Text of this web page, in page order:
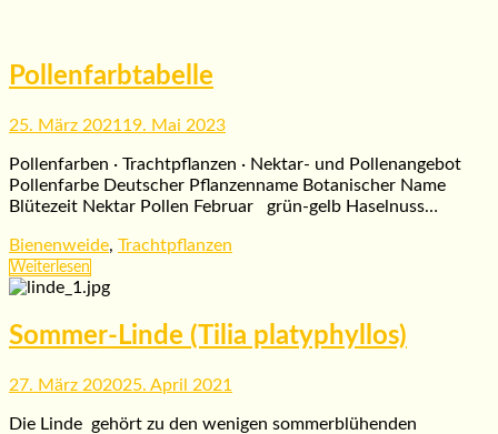
Pollenfarbtabelle
25. März 2021 19. Mai 2023
Pollenfarben · Trachtpflanzen · Nektar- und Pollenangebot
Pollenfarbe Deutscher Pflanzenname Botanischer Name
Blütezeit Nektar Pollen Februar grün-gelb Haselnuss…
Bienenweide, Trachtpflanzen
Weiterlesen
Sommer-Linde (Tilia platyphyllos)
27. März 202025. April 2021
Die Linde gehört zu den wenigen sommerblühenden